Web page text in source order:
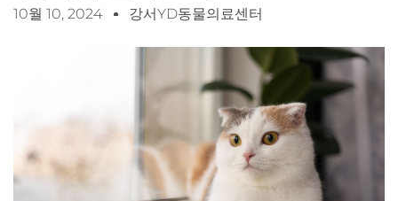
10월 10, 2024 강서YD동물의료센터